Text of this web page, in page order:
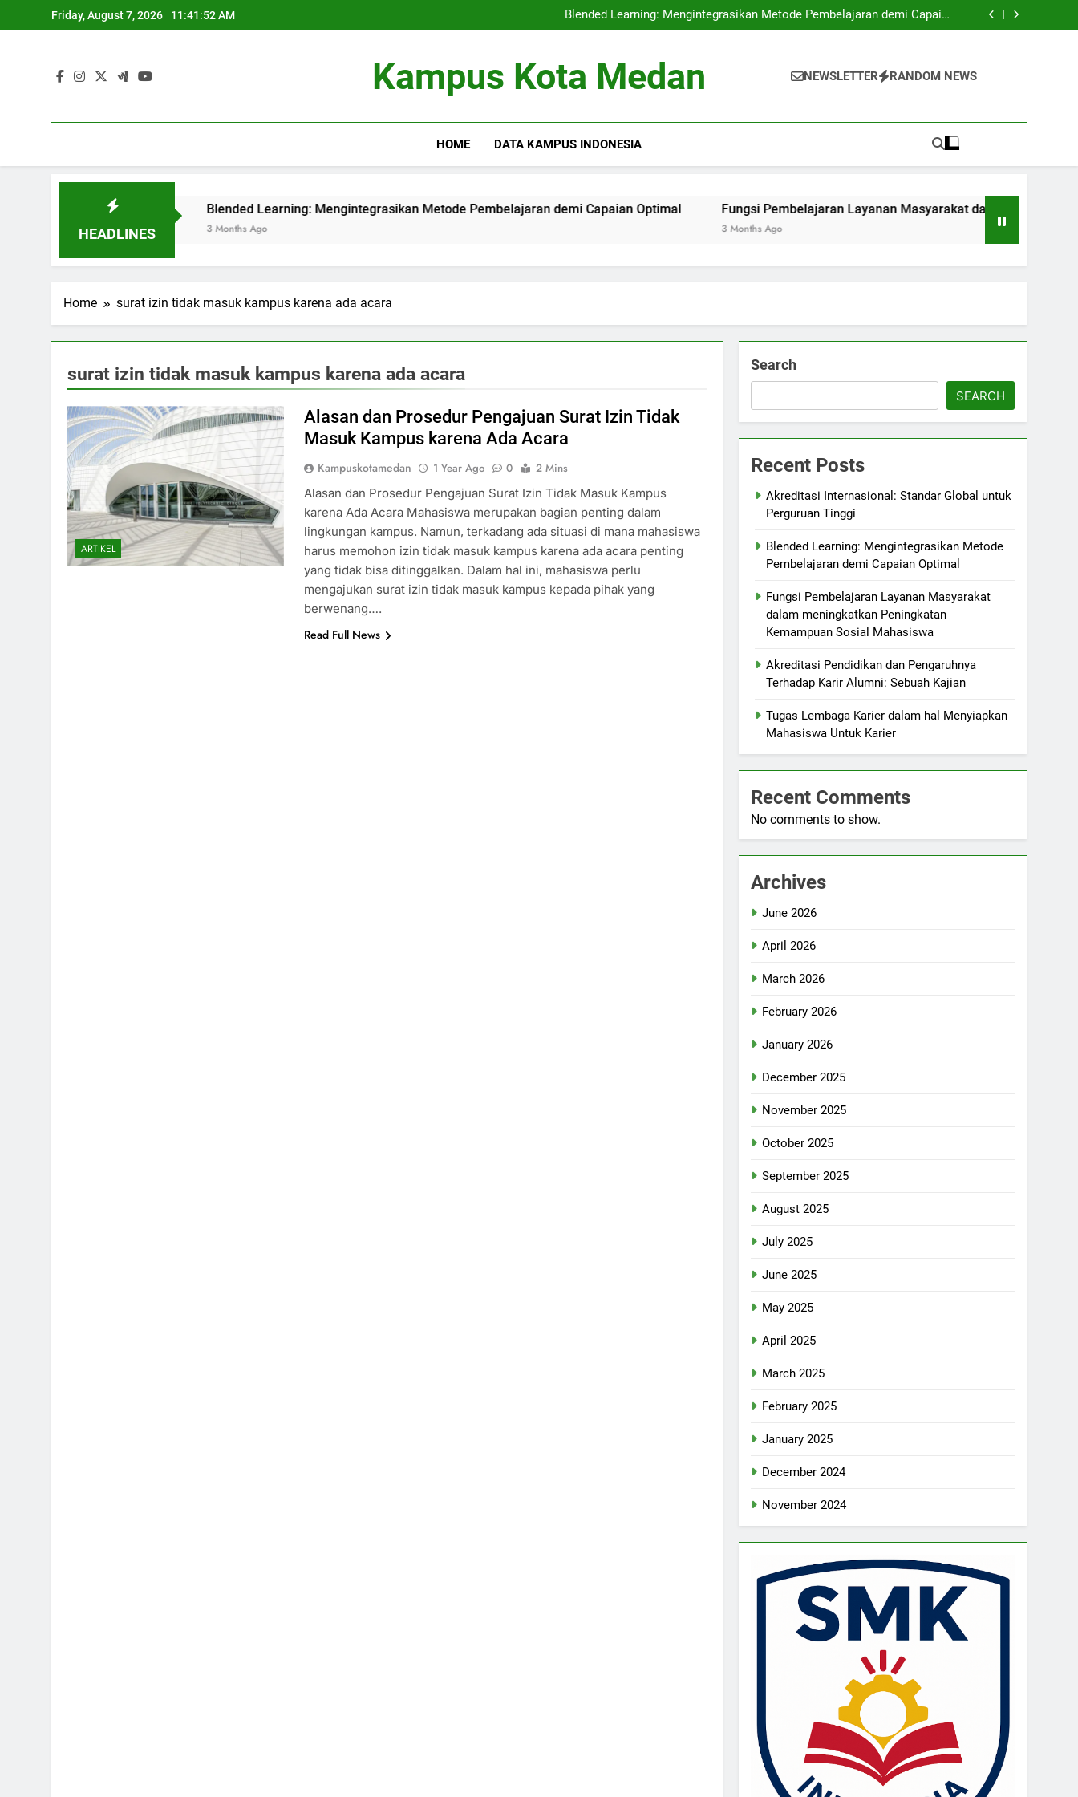
to
Friday, August 7, 2026 11:41:52 AM
Blended Learning: Mengintegrasikan Metode Pembelajaran demi Capaian
Optimal
Fungsi Pembelajaran Layanan Masyarakat dalam meningkatkan
Blended Learning: Mengintegrasikan Metode Pembelajaran demi Capaian
Fungsi Pembelajaran Layanan Masyarakat dalam meningkatkan
Kampus Kota Medan NEWSLETTER RANDOM NEWS
HOME DATA KAMPUS INDONESIA
HEADLINES
Perguruan Tinggi Blended Learning: Mengintegrasikan Metode Pembelajaran demi Capaian Optimal
3 Months Ago
Fungsi Pembelajaran Layanan Masyarakat dalam meningkatkan
3 Months Ago
Home surat izin tidak masuk kampus karena ada acara
surat izin tidak masuk kampus karena ada acara
ARTIKEL
Alasan dan Prosedur Pengajuan Surat Izin Tidak
Masuk Kampus karena Ada Acara
Kampuskotamedan 1 Year Ago 0
2 Mins
Alasan dan Prosedur Pengajuan Surat Izin Tidak Masuk Kampus
karena Ada Acara Mahasiswa merupakan bagian penting dalam
lingkungan kampus. Namun, terkadang ada situasi di mana mahasiswa
harus memohon izin tidak masuk kampus karena ada acara penting
yang tidak bisa ditinggalkan. Dalam hal ini, mahasiswa perlu
mengajukan surat izin tidak masuk kampus kepada pihak yang
berwenang….
Read Full News
Search
SEARCH
Recent Posts
Akreditasi Internasional: Standar Global untuk
Perguruan Tinggi
Blended Learning: Mengintegrasikan Metode
Pembelajaran demi Capaian Optimal
Fungsi Pembelajaran Layanan Masyarakat
dalam meningkatkan Peningkatan
Kemampuan Sosial Mahasiswa
Akreditasi Pendidikan dan Pengaruhnya
Terhadap Karir Alumni: Sebuah Kajian
Tugas Lembaga Karier dalam hal Menyiapkan
Mahasiswa Untuk Karier
Recent Comments
No comments to show.
Archives
June 2026
April 2026
March 2026
February 2026
January 2026
December 2025
November 2025
October 2025
September 2025
August 2025
July 2025
June 2025
May 2025
April 2025
March 2025
February 2025
January 2025
December 2024
November 2024